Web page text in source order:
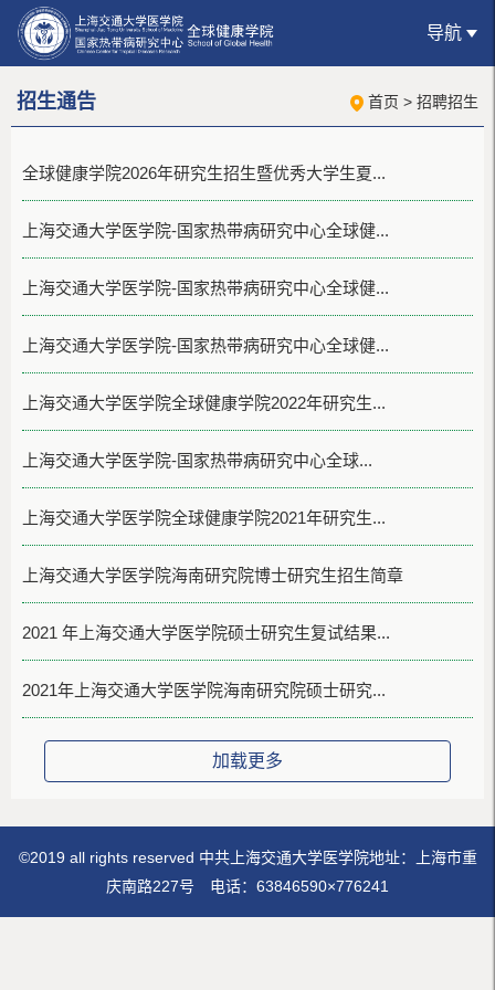
导航
招生通告 首页 > 招聘招生
全球健康学院2026年研究生招生暨优秀大学生夏...
上海交通大学医学院-国家热带病研究中心全球健...
上海交通大学医学院-国家热带病研究中心全球健...
上海交通大学医学院-国家热带病研究中心全球健...
上海交通大学医学院全球健康学院2022年研究生...
上海交通大学医学院-国家热带病研究中心全球...
上海交通大学医学院全球健康学院2021年研究生...
上海交通大学医学院海南研究院博士研究生招生简章
2021 年上海交通大学医学院硕士研究生复试结果...
2021年上海交通大学医学院海南研究院硕士研究...
加载更多
©2019 all rights reserved 中共上海交通大学医学院地址：上海市重
庆南路227号 电话：63846590×776241